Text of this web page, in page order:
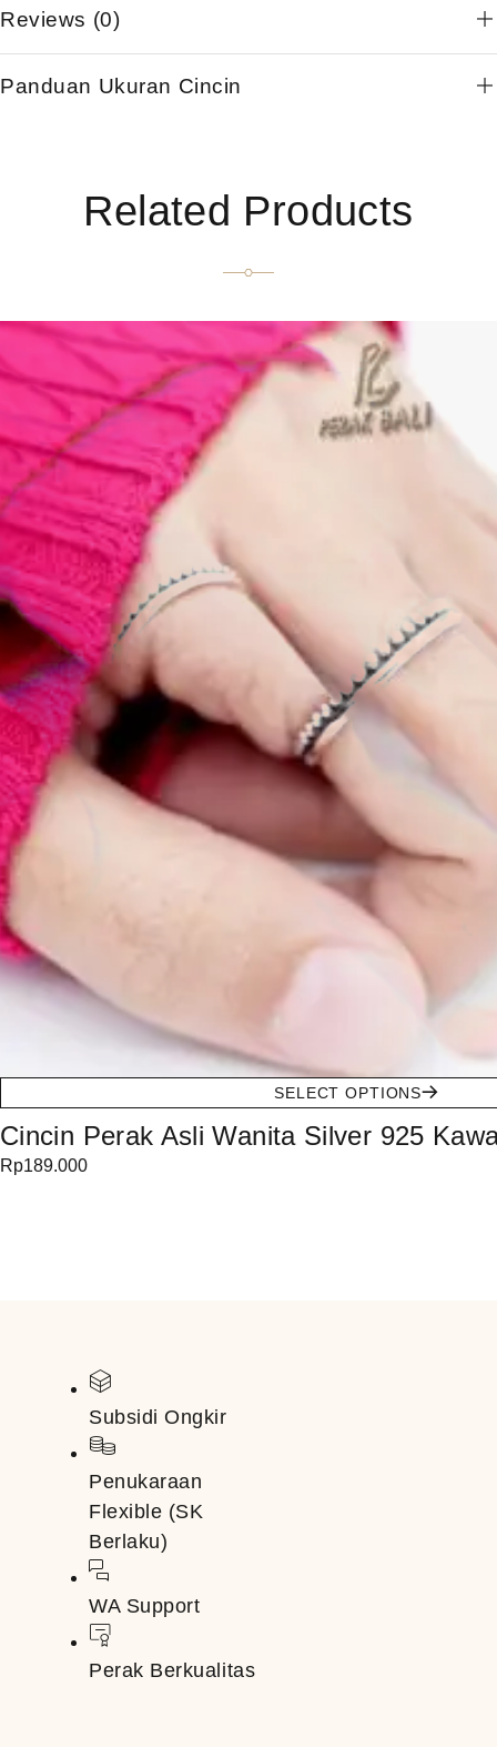
Reviews (0)
Panduan Ukuran Cincin
Related Products
SELECT OPTIONS
Cincin Perak Asli Wanita Silver 925
Rp189.000
Subsidi Ongkir
Penukaraan
Flexible (SK
Berlaku)
WA Support
Perak Berkualitas